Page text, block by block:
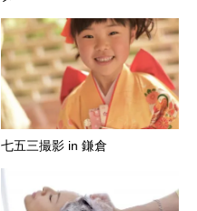
七五三撮影 in 鎌倉